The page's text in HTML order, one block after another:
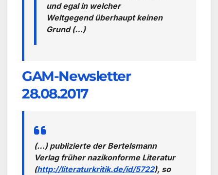
und egal in welcher
Weltgegend überhaupt keinen
Grund (…)
GAM-Newsletter
28.08.2017
(…) publizierte der Bertelsmann
Verlag früher nazikonforme Literatur
(http://literaturkritik.de/id/5722), so